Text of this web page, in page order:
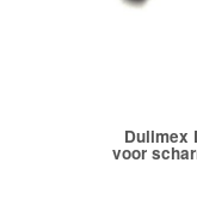
Dulimex
voor